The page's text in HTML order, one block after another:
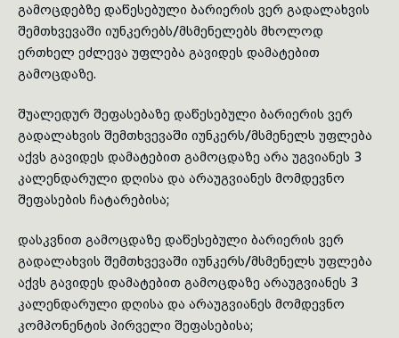
გამოცდებზე დაწესებული ბარიერის ვერ გადალახვის
შემ­თ­ხვევაში იუნკერებს/მსმენელებს მხოლოდ
ერთხელ ეძლევა უფლება გავი­დეს დამატებით
გამოცდაზე.
შუალედურ შეფასებაზე დაწესებული ბარიერის ვერ
გადალახვის შემთხვევაში იუნკერს/მსმენელს უფლება
აქვს გავიდეს დამატებით გამოცდაზე არა უგვიანეს 3
კალენდარული დღისა და არაუგვიანეს მომდევნო
შეფასების ჩატარებისა;
დასკვნით გამოცდაზე დაწესებული ბარიერის ვერ
გადალახვის შემთხვევაში იუნკერს/მსმენელს უფლება
აქვს გავიდეს დამატებით გამოცდაზე არაუგვიანეს 3
კალენდარული დღისა და არაუგვიანეს მომდევნო
კომპონენტის პირველი შეფასებისა;